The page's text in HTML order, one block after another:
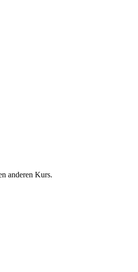
anderen Kurs.